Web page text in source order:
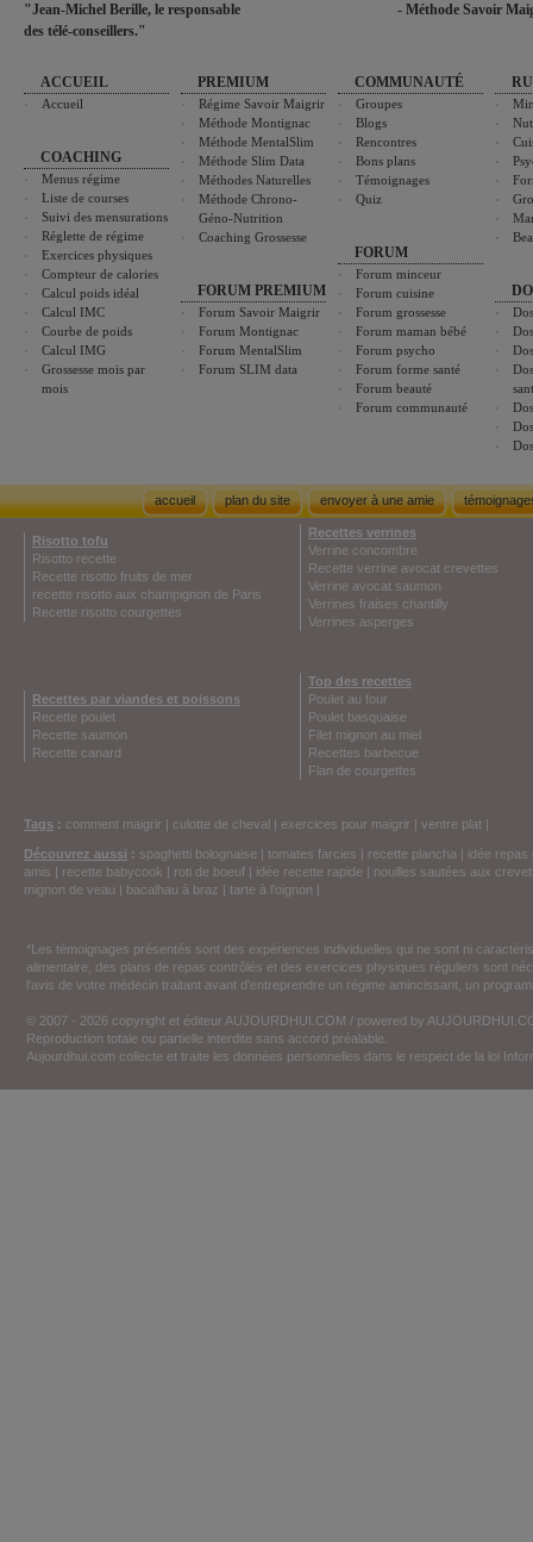
"Jean-Michel Berille, le responsable
des télé-conseillers."
- Méthode Savoir
ACCUEIL
Accueil
COACHING
Menus régime
Liste de courses
Suivi des mensurations
Réglette de régime
Exercices physiques
Compteur de calories
Calcul poids idéal
Calcul IMC
Courbe de poids
Calcul IMG
Grossesse mois par
mois
PREMIUM
Régime Savoir Maigrir
Méthode Montignac
Méthode MentalSlim
Méthode Slim Data
Méthodes Naturelles
Méthode Chrono-
Géno-Nutrition
Coaching Grossesse
FORUM PREMIUM
Forum Savoir Maigrir
Forum Montignac
Forum MentalSlim
Forum SLIM data
COMMUNAUTÉ
Groupes
Blogs
Rencontres
Bons plans
Témoignages
Quiz
FORUM
Forum minceur
Forum cuisine
Forum grossesse
Forum maman bébé
Forum psycho
Forum forme santé
Forum beauté
Forum communauté
accueil plan du site envoyer à une amie
Risotto tofu
Risotto recette
Recette risotto fruits de mer
recette risotto aux champignon de Paris
Recette risotto courgettes
Recettes verrines
Verrine concombre
Recette verrine avocat crevettes
Verrine avocat saumon
Verrines fraises chantilly
Verrines asperges
Recettes par viandes et poissons
Recette poulet
Recette saumon
Recette canard
Top des recettes
Poulet au four
Poulet basquaise
Filet mignon au miel
Recettes barbecue
Flan de courgettes
Tags : comment maigrir | culotte de cheval | exercices pour maigrir | ventre plat |
Découvrez aussi : spaghetti bolognaise | tomates farcies | recette plancha | idée repas
amis | recette babycook | roti de boeuf | idée recette rapide | nouilles sautées aux
mignon de veau | bacalhau à braz | tarte à l'oignon |
*Les témoignages présentés sont des expériences individuelles qui ne sont ni
alimentaire, des plans de repas contrôlés et des exercices physiques réguliers sont
l'avis de votre médecin traitant avant d'entreprendre un régime amincissant, un
© 2007 - 2026 copyright et éditeur AUJOURDHUI.COM / powered by
Reproduction totale ou partielle interdite sans accord préalable.
Aujourdhui.com collecte et traite les données personnelles dans le respect de la loi